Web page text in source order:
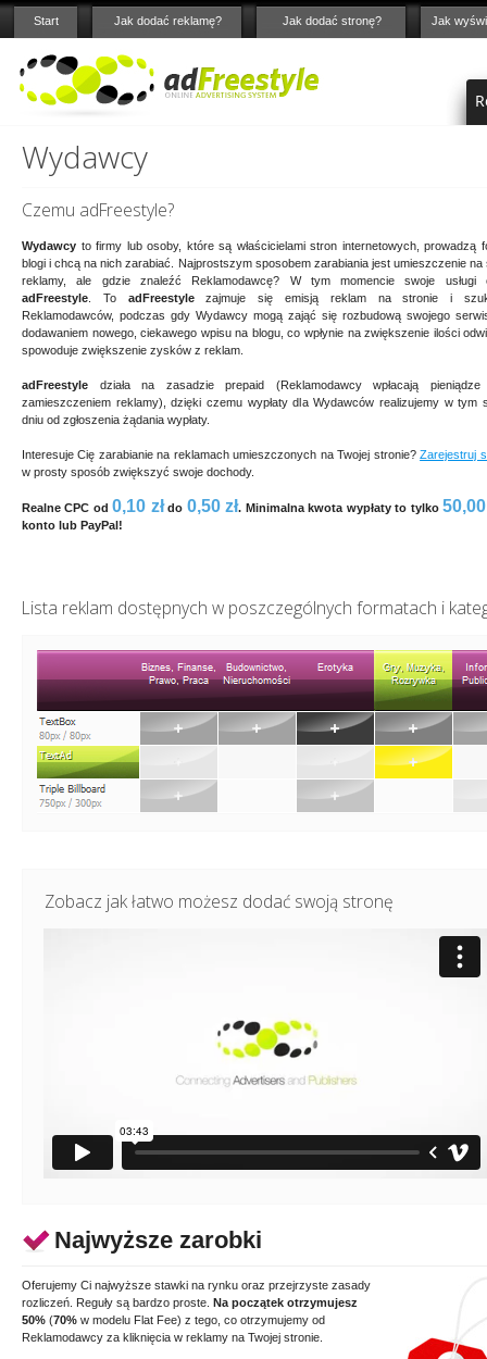
Start Jak dodać reklamę? Jak dodać stronę? Jak
Wydawcy
Czemu adFreestyle?
Wydawcy to firmy lub osoby, które są właścicielami stron internetowych, prowadzą
blogi i chcą na nich zarabiać. Najprostszym sposobem zarabiania jest umieszczenie na
reklamy, ale gdzie znaleźć Reklamodawcę? W tym momencie swoje usługi
adFreestyle . To adFreestylezajmuje się emisją reklam na stronie i
Reklamodawców, podczas gdy Wydawcy mogą zająć się rozbudową swojego
dodawaniem nowego, ciekawego wpisu na blogu, co wpłynie na zwiększenie ilości
spowoduje zwiększenie zysków z reklam.
adFreestyle działa na zasadzie prepaid (Reklamodawcy wpłacają pieniądze
zamieszczeniem reklamy), dzięki czemu wypłaty dla Wydawców realizujemy w tym
dniu od zgłoszenia żądania wypłaty.
Interesuje Cię zarabianie na reklamach umieszczonych na Twojej stronie?Zarejestruj
w prosty sposób zwiększyć swoje dochody.
Realne CPC od0,10 złdo 0,50 zł. Minimalna kwota wypłaty to tylko 50,00
konto lub PayPal!
Lista reklam dostępnych w poszczególnych formatach i
Zobacz jak łatwo możesz dodać swoją stronę
Najwyższe zarobki
Oferujemy Ci najwyższe stawki na rynku oraz przejrzyste zasady
rozliczeń. Reguły są bardzo proste. Na początek otrzymujesz
50% (70% w modelu Flat Fee) z tego, co otrzymujemy od
Reklamodawcy za kliknięcia w reklamy na Twojej stronie.